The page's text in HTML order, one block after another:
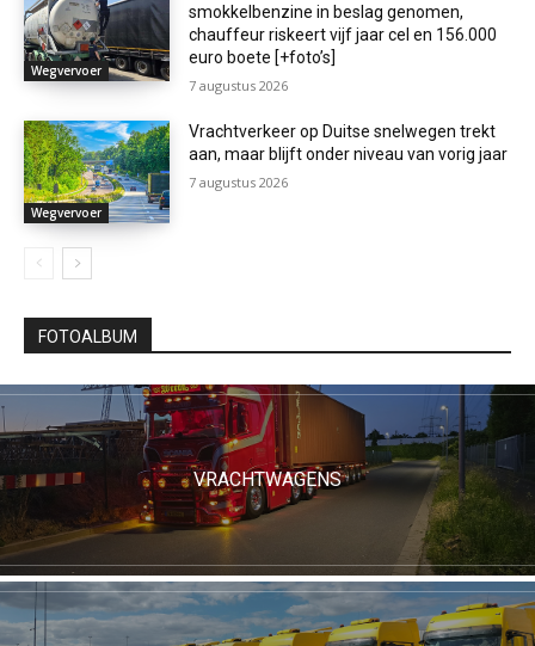
Wegvervoer
smokkelbenzine in beslag genomen,
chauffeur riskeert vijf jaar cel en 156.000
euro boete [+foto’s]
7 augustus 2026
Wegvervoer
Vrachtverkeer op Duitse snelwegen trekt
aan, maar blijft onder niveau van vorig jaar
7 augustus 2026
FOTOALBUM
VRACHTWAGENS